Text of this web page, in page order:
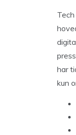
har
kun